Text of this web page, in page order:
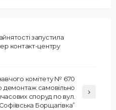
запустила
контакт-центру
комітету № 670
демонтаж самовільно
споруд по вул.
Борщагівка”